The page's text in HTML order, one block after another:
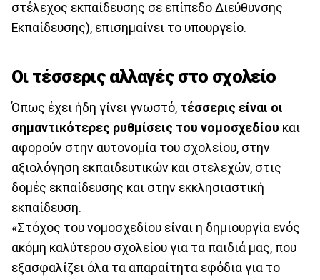
στέλεχος εκπαίδευσης σε επίπεδο Διεύθυνσης
Εκπαίδευσης), επισημαίνει το υπουργείο.
Οι τέσσερις αλλαγές στο σχολείο
Όπως έχει ήδη γίνει γνωστό, τέσσερις είναι οι
σημαντικότερες ρυθμίσεις του νομοσχεδίου και
αφορούν στην αυτονομία του σχολείου, στην
αξιολόγηση εκπαιδευτικών και στελεχών, στις
δομές εκπαίδευσης και στην εκκλησιαστική
εκπαίδευση.
«Στόχος του νομοσχεδίου είναι η δημιουργία ενός
ακόμη καλύτερου σχολείου για τα παιδιά μας, που
εξασφαλίζει όλα τα απαραίτητα εφόδια για το